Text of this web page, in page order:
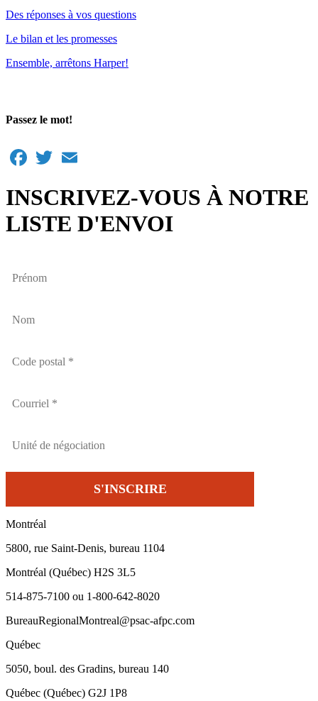
Des réponses à vos questions
Le bilan et les promesses
Ensemble, arrêtons Harper!
Passez le mot!
Facebook
Twitter
INSCRIVEZ-VOUS À NOTRE
LISTE D'ENVOI
Montréal
5800, rue Saint-Denis, bureau 1104
Montréal (Québec) H2S 3L5
514-875-7100 ou 1-800-642-8020
BureauRegionalMontreal@psac-afpc.com
Québec
5050, boul. des Gradins, bureau 140
Québec (Québec) G2J 1P8